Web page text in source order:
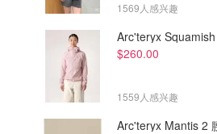
1569人感兴趣
Arc'teryx
$260.00
1559人感兴趣
Arc'teryx Mantis 2